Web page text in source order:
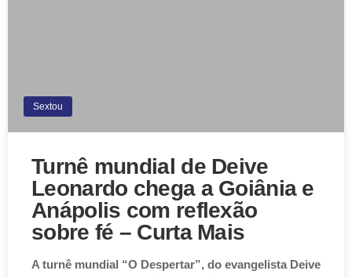
Sextou
Turnê mundial de Deive
Leonardo chega a Goiânia e
Anápolis com reflexão
sobre fé – Curta Mais
A turnê mundial “O Despertar”, do evangelista Deive